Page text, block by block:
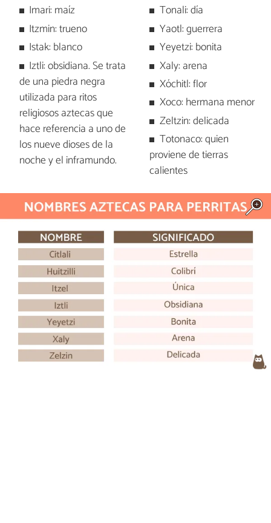
Imari: maíz
Itzmin: trueno
Istak: blanco
Iztli: obsidiana. Se trata
de una piedra negra
utilizada para ritos
religiosos aztecas que
hace referencia a uno de
los nueve dioses de la
noche y el inframundo.
Tonali: día
Yaotl: guerrera
Yeyetzi: bonita
Xaly: arena
Xóchitl: flor
Xoco: hermana menor
Zeltzin: delicada
Totonaco: quien
proviene de tierras
calientes